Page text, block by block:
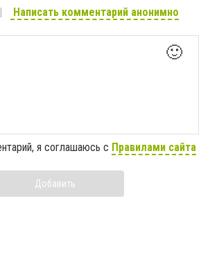
Написать комментарий анонимно
🙂
я соглашаюсь с Правилами сайта
Добавить